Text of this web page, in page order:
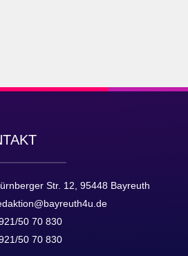
Str. 12, 95448 Bayreuth
50 70 830
50 70 830